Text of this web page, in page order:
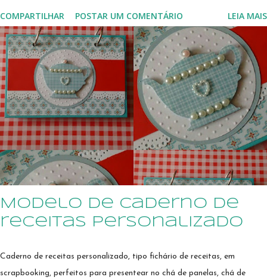
caixa é lindo para encantar uma vovó, dinda ou titia querida O álbum é
uma ótima sugestão de presente para lembrança de batizado ou
casamento. Pode ser personalizado em outras combinações de cores à
sua escolha E le segue preso a uma caixinha decorada com recortes de
papel e adornos que o fazem ser uma peça única e apaixonante. Este
foi preparado para encantar uma mocinha muito delicada e fofa. Ele
pode ser usado para guardar fotos do bebê; convite de padrinhos;
convite para madrinha de casamento; encantar uma titia, vovó ou
dinda. Qual o uso que você faria dele? Escreve aí nos comentários!
COMPARTILHAR POSTAR UM COMENTÁRIO LEIA MAIS
Modelo de caderno de
receitas personalizado
Caderno de receitas personalizado, tipo fichário de receitas, em
scrapbooking, perfeitos para presentear no chá de panelas, chá de